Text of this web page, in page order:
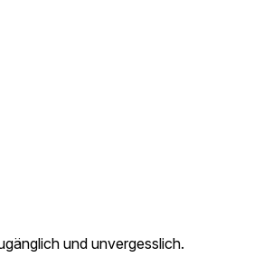
und unvergesslich.